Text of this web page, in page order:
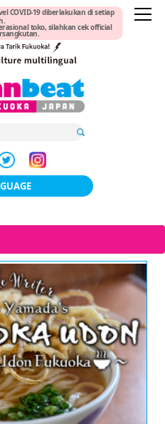
COVID-19 diberlakukan di setiap
toko, silahkan cek official
中文
中文
าไทย
Viêt